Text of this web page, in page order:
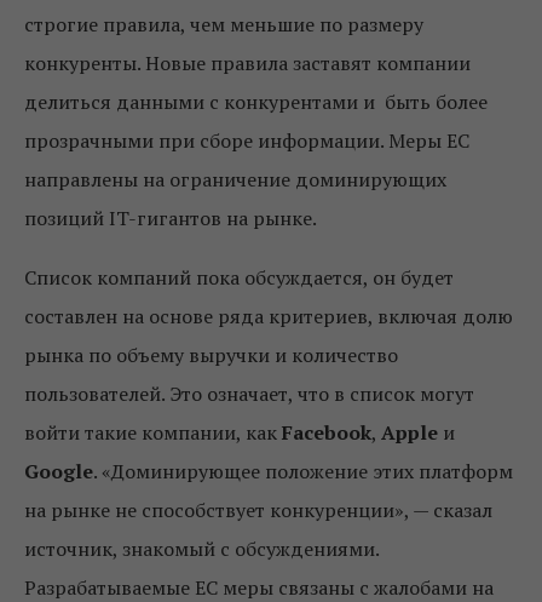
строгие правила, чем меньшие по размеру
конкуренты. Новые правила заставят компании
делиться данными с конкурентами и быть более
прозрачными при сборе информации. Меры ЕС
направлены на ограничение доминирующих
позиций IT-гигантов на рынке.
Список компаний пока обсуждается, он будет
составлен на основе ряда критериев, включая долю
рынка по объему выручки и количество
пользователей. Это означает, что в список могут
войти такие компании, какFacebook, Apple и
Google. «Доминирующее положение этих платформ
на рынке не способствует конкуренции», — сказал
источник, знакомый с обсуждениями.
Разрабатываемые ЕС меры связаны с жалобами на